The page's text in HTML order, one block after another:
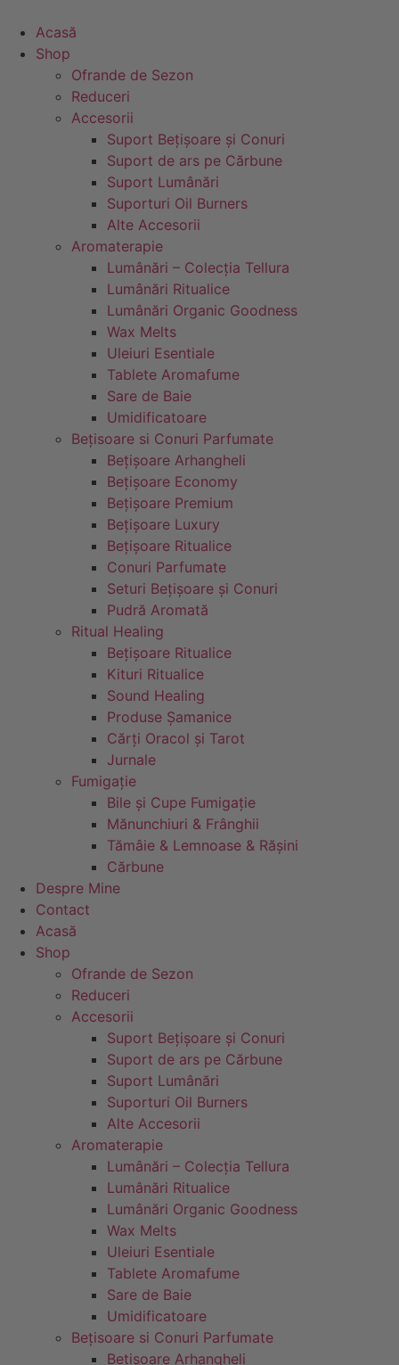
conținut
Acasă
Shop
Ofrande de Sezon
Reduceri
Accesorii
Suport Bețișoare și Conuri
Suport de ars pe Cărbune
Suport Lumânări
Suporturi Oil Burners
Alte Accesorii
Aromaterapie
Lumânări – Colecția Tellura
Lumânări Ritualice
Lumânări Organic Goodness
Wax Melts
Uleiuri Esentiale
Tablete Aromafume
Sare de Baie
Umidificatoare
Bețisoare si Conuri Parfumate
Bețișoare Arhangheli
Bețișoare Economy
Bețișoare Premium
Bețișoare Luxury
Bețișoare Ritualice
Conuri Parfumate
Seturi Bețișoare și Conuri
Pudră Aromată
Ritual Healing
Bețișoare Ritualice
Kituri Ritualice
Sound Healing
Produse Șamanice
Cărți Oracol și Tarot
Jurnale
Fumigație
Bile și Cupe Fumigație
Mănunchiuri & Frânghii
Tămâie & Lemnoase & Rășini
Cărbune
Despre Mine
Contact
Acasă
Shop
Ofrande de Sezon
Reduceri
Accesorii
Suport Bețișoare și Conuri
Suport de ars pe Cărbune
Suport Lumânări
Suporturi Oil Burners
Alte Accesorii
Aromaterapie
Lumânări – Colecția Tellura
Lumânări Ritualice
Lumânări Organic Goodness
Wax Melts
Uleiuri Esentiale
Tablete Aromafume
Sare de Baie
Umidificatoare
Bețisoare si Conuri Parfumate
Bețișoare Arhangheli